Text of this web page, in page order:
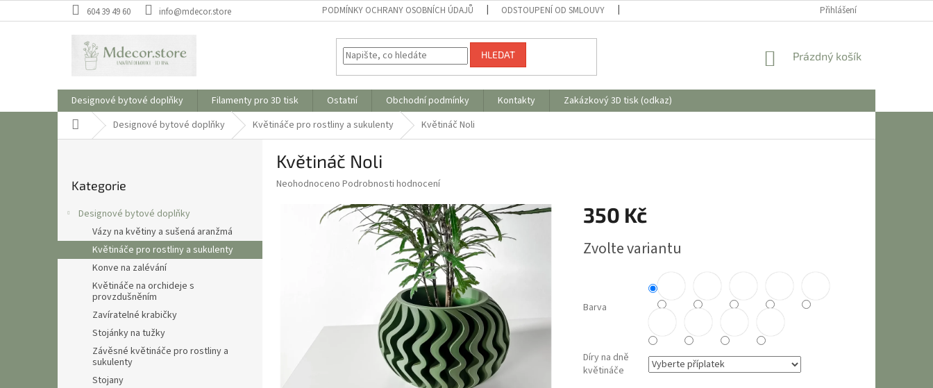
na
604 39 49 60 info@mdecor.store PODMÍNKY OCHRANY OSOBNÍCH ÚDAJŮ ODSTOUPENÍ OD SMLOUVY Přihlášení
HLEDAT
NÁKUPNÍ
Prázdný košík
Designové bytové doplňky Filamenty pro 3D tisk Ostatní Obchodní podmínky Kontakty
Zakázkový 3D tisk (odkaz)
Domů Designové bytové doplňky Květináče pro rostliny a sukulenty Květináč Noli
n
kategorie
Kategorie
Designové bytové doplňky
Vázy na květiny a sušená aranžmá
Květináče pro rostliny a sukulenty
Konve na zalévání
Květináče na orchideje s
provzdušněním
Zavíratelné krabičky
Stojánky na tužky
Závěsné květináče pro rostliny a
sukulenty
Stojany
Květináč Noli
Průměrné
Neohodnoceno Podrobnosti hodnocení
350 Kč
cena:
Zvolte variantu
Barva
Díry na dně
květináče